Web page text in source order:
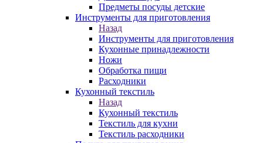
Предметы посуды детские
Инструменты для приготовления
Назад
Инструменты для приготовления
Кухонные принадлежности
Ножи
Обработка пищи
Расходники
Кухонный текстиль
Назад
Кухонный текстиль
Текстиль для кухни
Текстиль расходники